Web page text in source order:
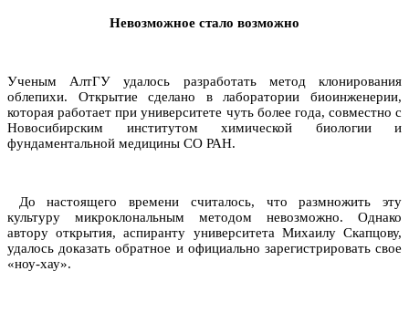
Невозможное стало возможно
Ученым АлтГУ удалось разработать метод клонирования
облепихи. Открытие сделано в лаборатории биоинженерии,
которая работает при университете чуть более года, совместно с
Новосибирским институтом химической биологии и
фундаментальной медицины СО РАН.
До настоящего времени считалось, что размножить эту
культуру микроклональным методом невозможно. Однако
автору открытия, аспиранту университета Михаилу Скапцову,
удалось доказать обратное и официально зарегистрировать свое
«ноу-хау».